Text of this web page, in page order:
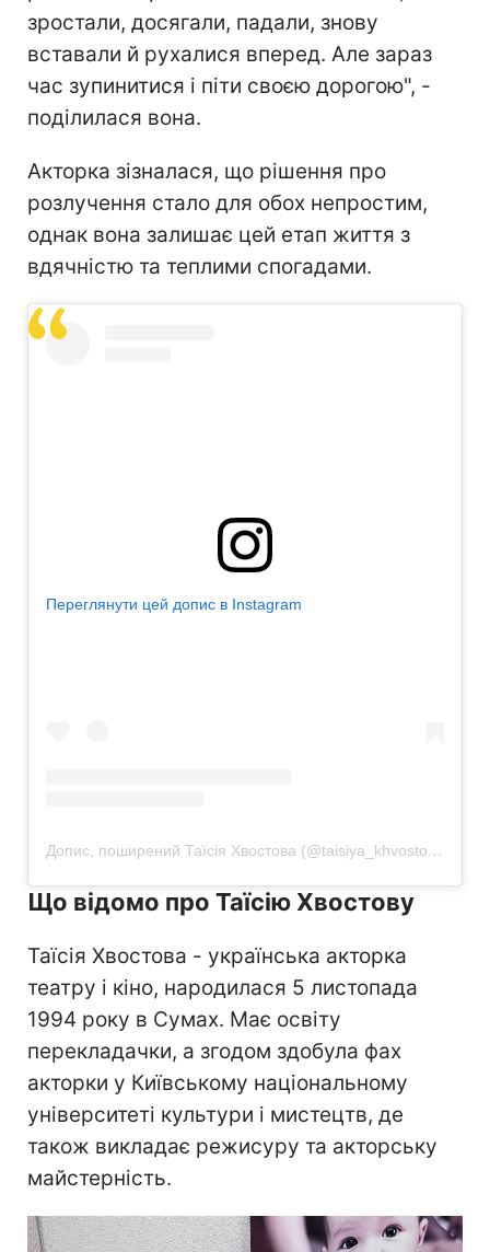
зростали, досягали, падали, знову
вставали й рухалися вперед. Але зараз
час зупинитися і піти своєю дорогою", -
поділилася вона.
Акторка зізналася, що рішення про
розлучення стало для обох непростим,
однак вона залишає цей етап життя з
вдячністю та теплими спогадами.
Переглянути цей допис в Instagram
Допис, поширений Таїсія Хвостова (@taisiya_khvostova)
Що відомо про Таїсію Хвостову
Таїсія Хвостова - українська акторка
театру і кіно, народилася 5 листопада
1994 року в Сумах. Має освіту
перекладачки, а згодом здобула фах
акторки у Київському національному
університеті культури і мистецтв, де
також викладає режисуру та акторську
майстерність.